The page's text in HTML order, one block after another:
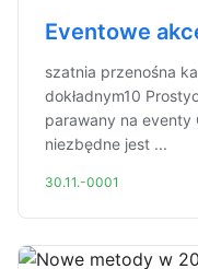
Eventowe
szatnia przenośna
dokładnym10
parawany na
niezbędne jest ...
30.11.-0001